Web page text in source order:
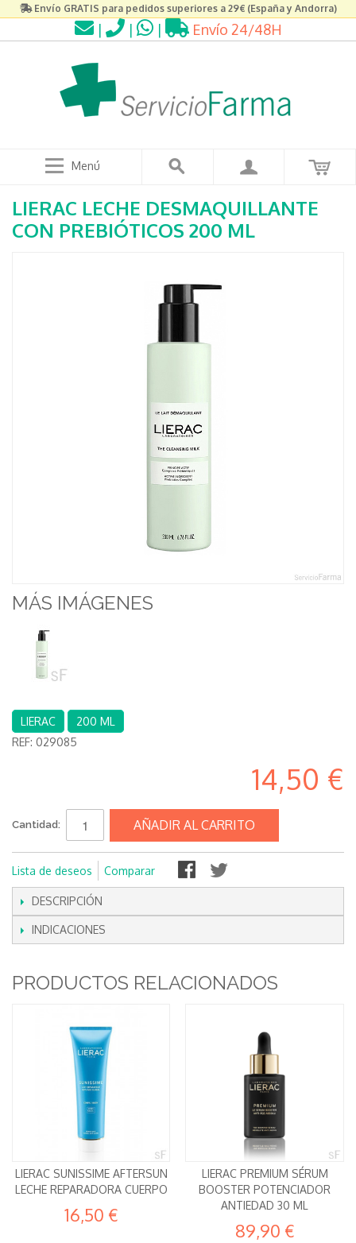
Envío GRATIS para pedidos superiores a 29€ (España y Andorra)
| | | Envío 24/48H
Menú
LIERAC LECHE DESMAQUILLANTE
CON PREBIÓTICOS 200 ML
MÁS IMÁGENES
LIERAC
200 ML
REF: 029085
14,50 €
Cantidad: AÑADIR AL CARRITO
Lista de deseos Comparar
DESCRIPCIÓN
INDICACIONES
PRODUCTOS RELACIONADOS
LIERAC SUNISSIME AFTERSUN
LECHE REPARADORA CUERPO
16,50 €
LIERAC PREMIUM SÉRUM
BOOSTER POTENCIADOR
ANTIEDAD 30 ML
89,90 €